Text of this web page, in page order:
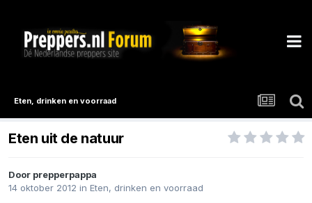
Eten, drinken en voorraad
Eten uit de natuur
Door prepperpappa
14 oktober 2012 in Eten, drinken en voorraad